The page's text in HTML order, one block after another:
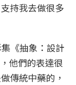
持我去做很多
《抽象：設計
他們的表達很
傳統中藥的，